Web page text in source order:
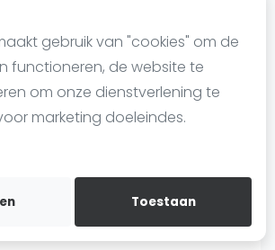
gebruik van "cookies" om de
functioneren, de website te
om onze dienstverlening te
marketing doeleindes.
Toestaan
Community